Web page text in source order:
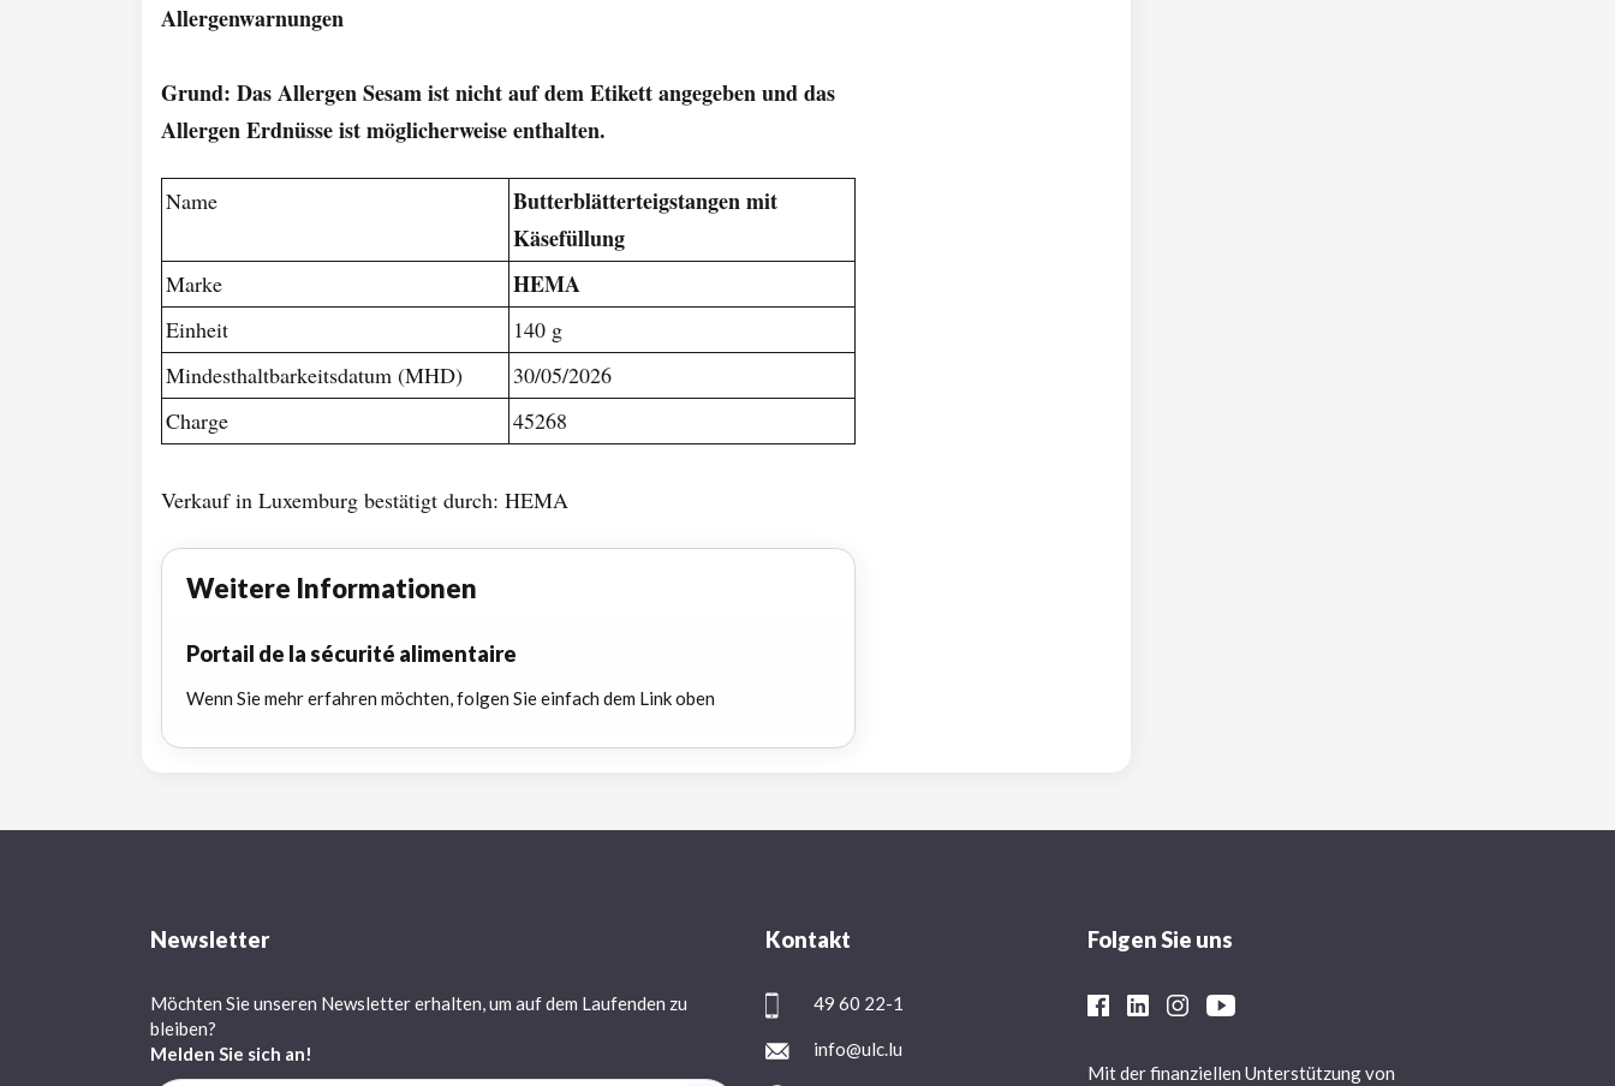
Allergenwarnungen
Grund: Das Allergen Sesam ist nicht auf dem Etikett angegeben und das
Allergen Erdnüsse ist möglicherweise enthalten.
Name
Butterblätterteigstangen mit
Käsefüllung
Marke HEMA
Einheit
140 g
Mindesthaltbarkeitsdatum (MHD)
30/05/2026
Charge
45268
Verkauf in Luxemburg bestätigt durch: HEMA
Weitere Informationen
Portail de la sécurité alimentaire
Wenn Sie mehr erfahren möchten, folgen Sie einfach dem Link oben
Newsletter
Möchten Sie unseren Newsletter erhalten, um auf dem Laufenden zu
bleiben?
Melden Sie sich an!
Kontakt
49 60 22-1
info@ulc.lu
Folgen Sie uns
Mit der finanziellen Unterstützung von